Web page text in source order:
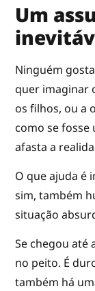
Um
Ninguém
quer imaginar
os filhos, ou a
como se
afasta a
O que ajuda é
sim, também
situação
Se chegou até
no peito. É
também há